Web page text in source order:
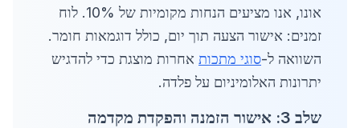
אונו, אנו מציעים הנחות מקומיות של 10%. לוח
זמנים: אישור הצעה תוך יום, כולל דוגמאות חומר.
השוואה ל-סוגי מתכות אחרות מוצגת כדי להדגיש
יתרונות האלומיניום על פלדה.
שלב 3: אישור הזמנה והפקדת מקדמה